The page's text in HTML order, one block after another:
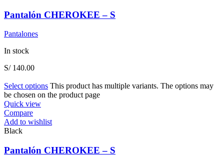
Pantalón CHEROKEE – S
Pantalones
In stock
S/140.00
Select options This product has multiple variants. The options may
be chosen on the product page
Quick view
Compare
Add to wishlist
Black
Pantalón CHEROKEE – S